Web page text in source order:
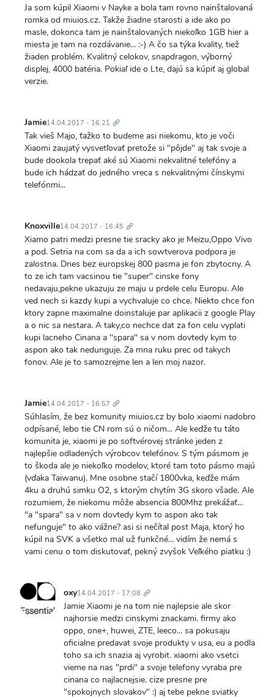
Ja som kúpil Xiaomi v Nayke a bola tam rovno nainštalovaná
romka od miuios.cz. Takže žiadne starosti a ide ako po
masle, dokonca tam je nainštalovaných niekoľko 1GB hier a
miesta je tam na rozdávanie... :-) A čo sa týka kvality, tiež
žiaden problém. Kvalitný celokov, snapdragon, výborný
displej, 4000 batéria. Pokiaľ ide o Lte, dajú sa kúpiť aj global
verzie.
Jamie14.04.2017 - 16:21 odkaz
Tak vieš Majo, ťažko to budeme asi niekomu, kto je voči
Xiaomi zaujatý vysvetľovať pretože si "pôjde" aj tak svoje a
bude dookola trepať aké sú Xiaomi nekvalitné telefóny a
bude ich hádzať do jedného vreca s nekvalitnými čínskymi
telefónmi...
Knoxville14.04.2017 - 16:45 odkaz
Xiamo patri medzi presne tie sracky ako je Meizu,Oppo Vivo
a pod. Setria na com sa da a ich sowtverova podpora je
zalostna. Dnes bez europskej 800 pasma je fon zbytocny. A
to ze ich tam vacsinou tie "super" cinske fony
nedavaju,pekne ukazuju ze maju u prdele celu Europu. Ale
ved nech si kazdy kupi a vychvaluje co chce. Niekto chce fon
ktory zapne maximalne doinstaluje par aplikacii z google Play
a o nic sa nestara. A taky,co nechce dat za fon celu vyplati
kupi lacneho Cinana a "spara" sa v nom dovtedy kym to
aspon ako tak nedunguje. Za mna ruku prec od takych
fonov. Ale je to samozrejme len a len moj nazor.
Jamie14.04.2017 - 16:57 odkaz
Súhlasím, že bez komunity miuios.cz by bolo xiaomi nadobro
odpísané, lebo tie CN rom sú o ničom... Ale keďže tu táto
komunita je, xiaomi je po softvérovej stránke jeden z
najlepšie odladených výrobcov telefónov. S tým pásmom je
to škoda ale je niekoľko modelov, ktoré tam toto pásmo majú
(vďaka Taiwanu). Mne osobne stačí 1800vka, keďže mám
4ku a druhú simku O2, s ktorým chytím 3G skoro všade. Ale
rozumiem, že niekomu môže absencia 800Mhz prekážať...
"a "spara" sa v nom dovtedy kym to aspon ako tak
nefunguje" to ako vážne? asi si nečítal post Maja, ktorý ho
kúpil na SVK a všetko mal už funkčné... vidím že nemá s
vami cenu o tom diskutovať, pekný zvyšok Veľkého piatku :)
oxy14.04.2017 - 17:08 odkaz
Jamie Xiaomi je na tom nie najlepsie ale skor
najhorsie medzi cinskymi znackami. firmy ako
oppo, one+, huwei, ZTE, leeco... sa pokusaju
oficialne predavat svoje produkty v usa, eu a podla
toho sa ich snazia aj vyrobit. xiaomi ako vsetci
vieme na nas "prdi" a svoje telefony vyraba pre
cinana co najlacnejsie. cize presne pre
"spokojnych slovakov" :) aj tebe pekne sviatky